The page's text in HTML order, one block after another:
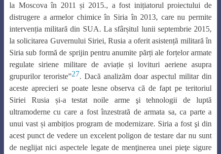
la Moscova în 2011 și 2015., a fost inițiatorul proiectului de
distrugere a armelor chimice în Siria în 2013, care nu permite
intervenția militară din SUA. La sfârșitul lunii septembrie 2015,
la solicitarea Guvernului Siriei, Rusia a oferit asistență militară în
Siria sub formă de sprijin pentru anumite părți ale forțelor armate
regulate siriene militare de aviație și lovituri aeriene asupra
grupurilor teroriste”27. Dacă analizăm doar aspectul militar din
aceste aprecieri se poate lesne observa că de fapt pe teritoriul
Siriei Rusia și-a testat noile arme şi tehnologii de luptă
ultramoderne cu care a fost înzestrată de armata sa, ca parte a
unui vast și ambițios program de modernizare. Siria a fost şi din
acest punct de vedere un excelent poligon de testare dar nu sunt
de neglijat nici aspectele legate de menţinerea unei pieţe sigure